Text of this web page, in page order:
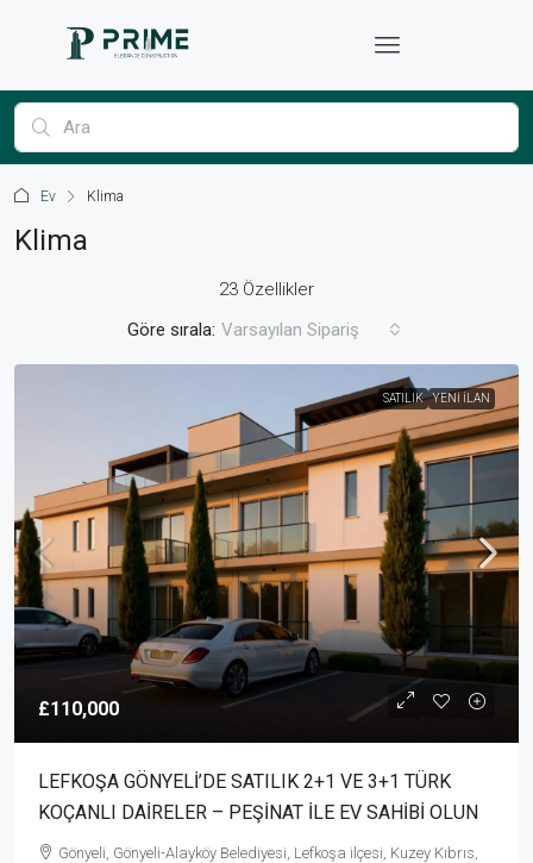
Ev Klima
Klima
23 Özellikler
Göre sırala: Varsayılan Sipariş
SATILIK YENI İLAN
£110,000
LEFKOŞA GÖNYELİ’DE SATILIK 2+1 VE 3+1 TÜRK
KOÇANLI DAİRELER – PEŞİNAT İLE EV SAHİBİ OLUN
Gönyeli, Gönyeli-Alayköy Belediyesi, Lefkoşa ilçesi, Kuzey Kıbrıs,